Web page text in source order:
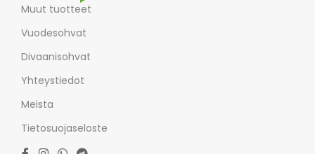
Muut tuotteet
Vuodesohvat
Divaanisohvat
Yhteystiedot
Meista
Tietosuojaseloste